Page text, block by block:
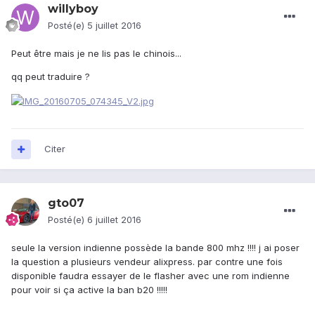
willyboy
Posté(e) 5 juillet 2016
Peut être mais je ne lis pas le chinois...
qq peut traduire ?
Citer
gto07
Posté(e) 6 juillet 2016
seule la version indienne possède la bande 800 mhz !!!! j ai poser
la question a plusieurs vendeur alixpress. par contre une fois
disponible faudra essayer de le flasher avec une rom indienne
pour voir si ça active la ban b20 !!!!!